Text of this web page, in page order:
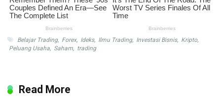
Belajar Trading, Forex, Ideks, Ilmu Trading, Investasi Bisnis, Kripto,
Peluang Usaha, Saham, trading
Read More